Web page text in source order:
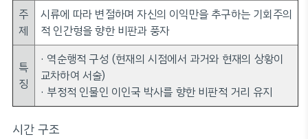
주
제
시류에 따라 변절하며 자신의 이익만을 추구하는 기회주의
적 인간형을 향한 비판과 풍자
특
징
· 역순행적 구성 (현재의 시점에서 과거와 현재의 상황이
교차하여 서술)
· 부정적 인물인 이인국 박사를 향한 비판적 거리 유지
시간 구조